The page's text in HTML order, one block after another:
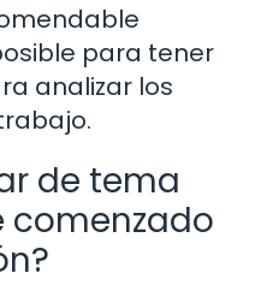
para tener
analizar los
de tema
comenzado